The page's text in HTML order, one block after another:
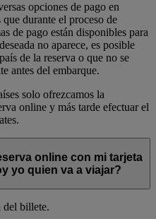
opciones de pago en
durante el proceso de
de pago están disponibles para
no aparece, es posible
de la reserva o que no se
antes del embarque.
solo ofrezcamos la
online y más tarde efectuar el
online con mi tarjeta
yo quien va a viajar?
del billete.